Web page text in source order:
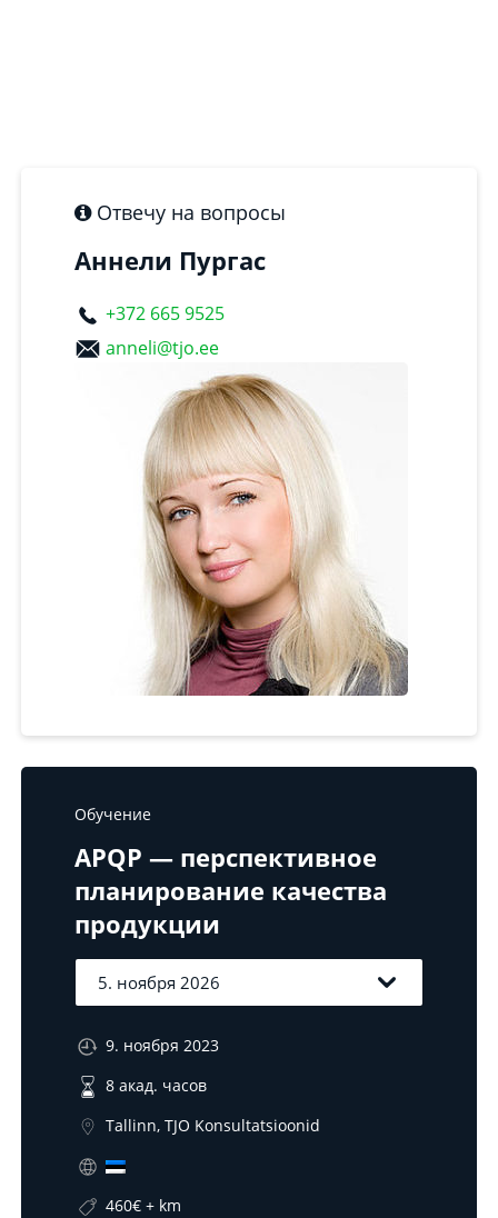
Отвечу на вопросы
Аннели Пургас
+372 665 9525
anneli@tjo.ee
Обучение
APQP — перспективное
планирование качества
продукции
9. ноября 2023
8 акад. часов
Tallinn, TJO Konsultatsioonid
460€ + km